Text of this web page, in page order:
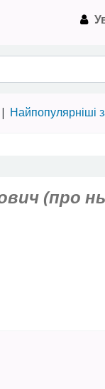
Найпопулярніші
(про